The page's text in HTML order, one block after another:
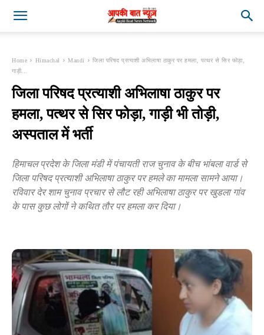
Home Himachal Mandi
जिला परिषद प्रत्याशी अभिलाषा ठाकुर पर हमला, पत्थर से सिर फोड़ा,
गाड़ी...
जिला परिषद प्रत्याशी अभिलाषा ठाकुर पर
हमला, पत्थर से सिर फोड़ा, गाड़ी भी तोड़ी,
अस्पताल में भर्ती
हिमाचल प्रदेश के जिला मंडी में पंचायती राज चुनाव के बीच भांबला वार्ड से
जिला परिषद प्रत्याशी अभिलाषा ठाकुर पर हमले का मामला सामने आया।
रविवार देर शाम चुनाव प्रचार से लौट रही अभिलाषा ठाकुर पर खुडला गांव
के पास कुछ लोगों ने कथित तौर पर हमला कर दिया।